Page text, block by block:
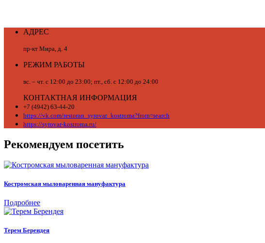
АДРЕС
пр-кт Мира, д. 4
РЕЖИМ РАБОТЫ
вс. – чт. с 12:00 до 23:00; пт., сб. с 12:00 до 24:00
КОНТАКТНАЯ ИНФОРМАЦИЯ
+7 (4942) 63-44-20
https://vk.com/restoran_syrovar_kostroma?from=search
https://syrovar-kostroma.ru/
Рекомендуем посетить
Костромская мыловаренная мануфактура
Подробнее
Терем Берендея